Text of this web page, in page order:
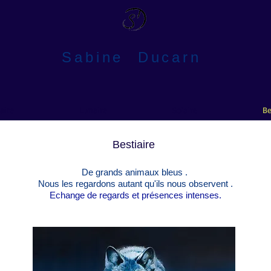
​Sabine Ducarn
Bestiaire
De grands animaux bleus .
Nous les regardons autant qu'ils nous observent .
Echange de regards et présences intenses.